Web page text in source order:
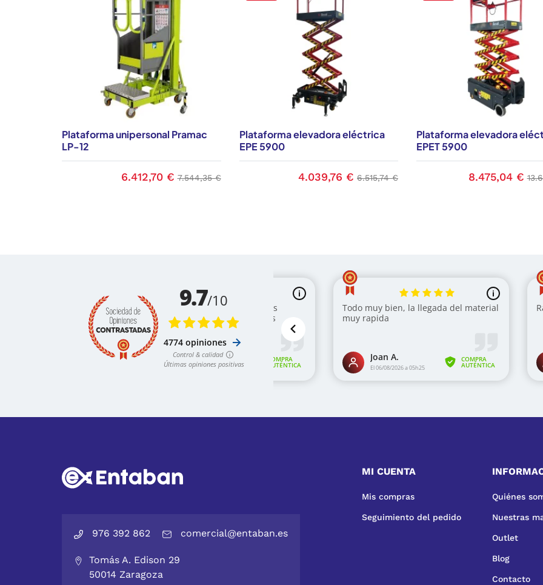
Plataforma unipersonal Pramac
LP-12
Precio
6.412,70 € Precio base
7.544,35 €
Plataforma elevadora eléctrica
EPE 5900
Precio
4.039,76 € Precio base
6.515,74 €
Plataforma elevadora
EPET 5900
Precio
8.475,04 €
976 392 862 comercial@entaban.es
Tomás A. Edison 29
50014 Zaragoza
MI CUENTA
Mis compras
Seguimiento del pedido
Quiénes
Nuestras
Outlet
Blog
Contacto